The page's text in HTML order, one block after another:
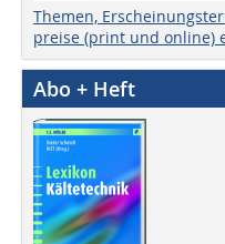
Themen,
preise (print und online)
Abo + Heft